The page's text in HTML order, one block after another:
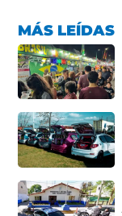
MÁS LEÍDAS